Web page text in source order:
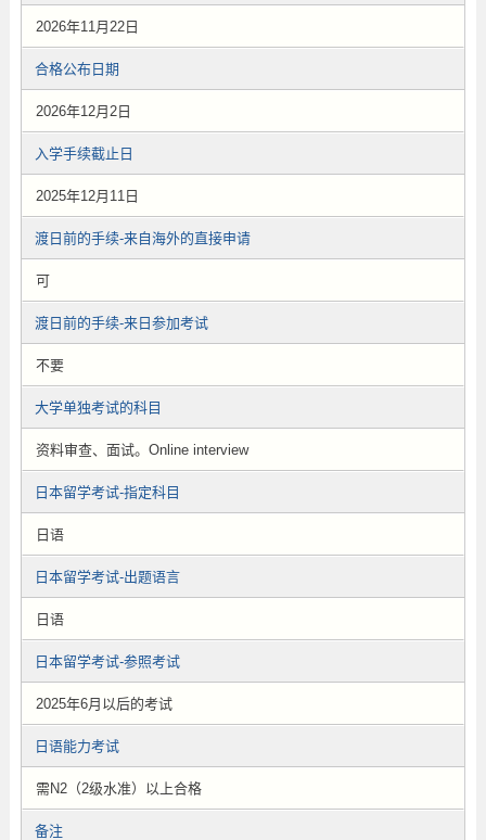
2026年11月22日
合格公布日期
2026年12月2日
入学手续截止日
2025年12月11日
渡日前的手续-来自海外的直接申请
可
渡日前的手续-来日参加考试
不要
大学单独考试的科目
资料审查、面试。Online interview
日本留学考试-指定科目
日语
日本留学考试-出题语言
日语
日本留学考试-参照考试
2025年6月以后的考试
日语能力考试
需N2（2级水准）以上合格
备注